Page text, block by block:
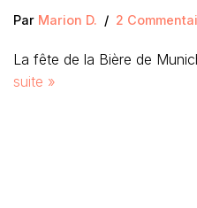
Par Marion D. 2
La fête de la Bière de
suite »